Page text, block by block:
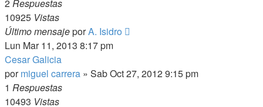
2Respuestas
10925 Vistas
Último mensajeporA. Isidro
Lun Mar 11, 2013 8:17 pm
Cesar Galicia
pormiguel carrera » Sab Oct 27, 2012 9:15 pm
1 Respuestas
10493 Vistas